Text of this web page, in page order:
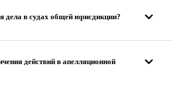
дела в судах общей юрисдикции?
действий в апелляционной